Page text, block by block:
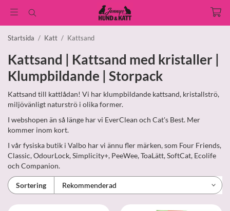
Startsida / Katt / Kattsand
Kattsand | Kattsand med kristaller |
Klumpbildande | Storpack
Kattsand till kattlådan! Vi har klumpbildande kattsand, kristallströ,
miljövänligt naturströ i olika former.
I webshopen än så länge har vi EverClean och Cat's Best. Mer
kommer inom kort.
I vår fysiska butik i Valbo har vi ännu fler märken, som Four Friends,
Classic, OdourLock, Simplicity+, PeeWee, ToaLätt, SoftCat, Ecolife
och Companion.
Sortering